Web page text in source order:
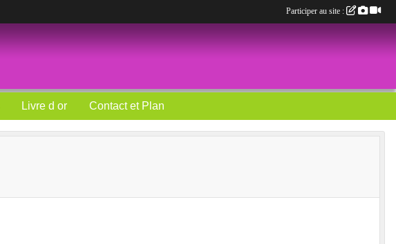
Livre d or Contact et Plan
Participer au site :